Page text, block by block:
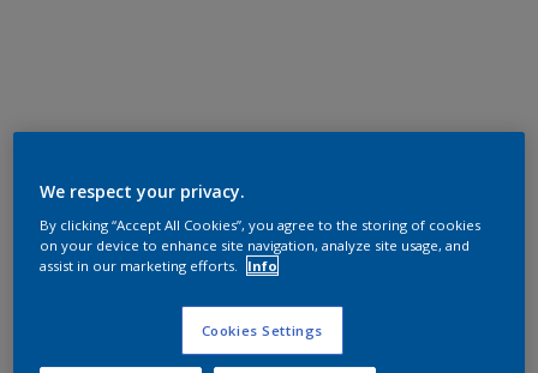
We respect your privacy.
By clicking “Accept All Cookies”, you agree to the storing of cookies
on your device to enhance site navigation, analyze site usage, and
assist in our marketing efforts.
Info
Cookies Settings